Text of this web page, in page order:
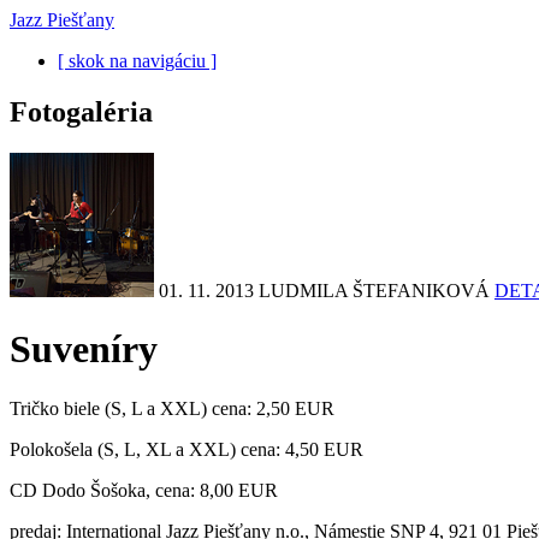
Jazz Piešťany
[ skok na navigáciu ]
Fotogaléria
01. 11. 2013 LUDMILA ŠTEFANIKOVÁ
Suveníry
Tričko biele (S, L a XXL) cena: 2,50 EUR
Polokošela (S, L, XL a XXL) cena: 4,50 EUR
CD Dodo Šošoka, cena: 8,00 EUR
predaj: International Jazz Piešťany n.o., Námestie SNP 4, 921 01